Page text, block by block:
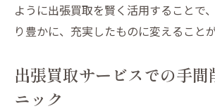
ように出張買取を賢く活用することで
り豊かに、充実したものに変えることが
出張買取サービスでの手間
ニック